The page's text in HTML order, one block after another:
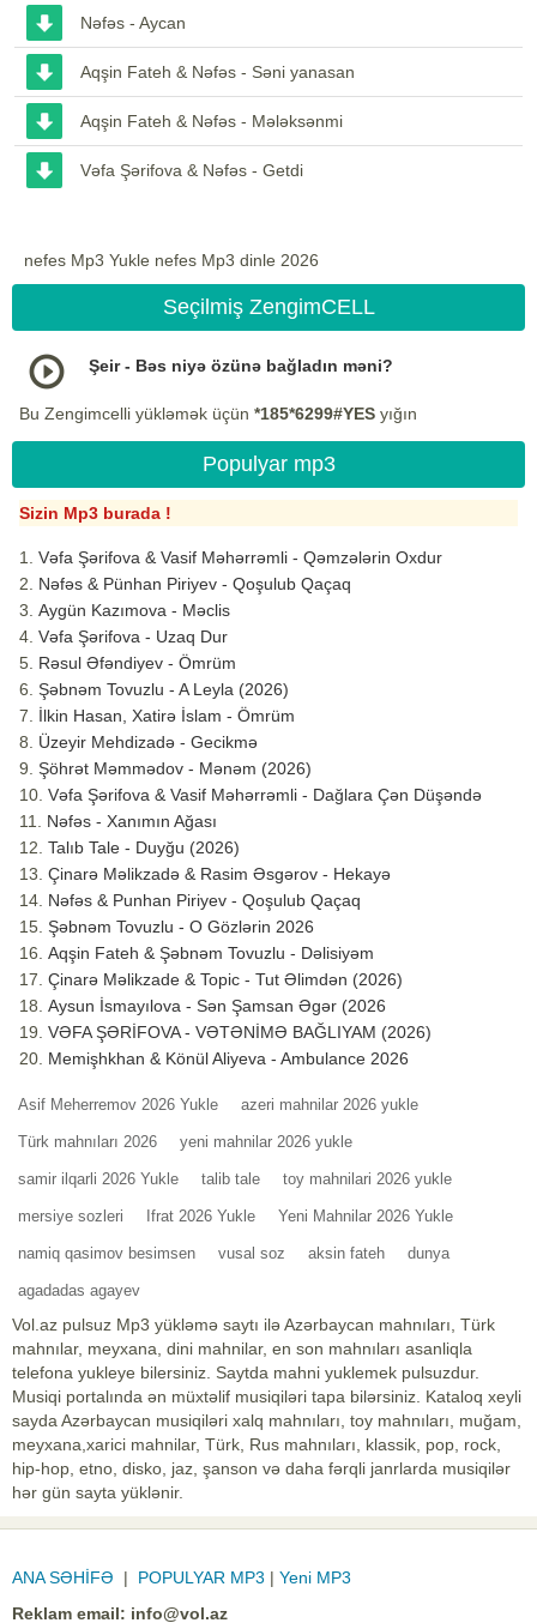
Nəfəs - Aycan
Aqşin Fateh & Nəfəs - Səni yanasan
Aqşin Fateh & Nəfəs - Mələksənmi
Vəfa Şərifova & Nəfəs - Getdi
nefes Mp3 Yukle nefes Mp3 dinle 2026
Seçilmiş ZengimCELL
Şeir - Bəs niyə özünə bağladın məni?
Bu Zengimcelli yükləmək üçün *185*6299#YES yığın
Populyar mp3
Sizin Mp3 burada !
Vəfa Şərifova & Vasif Məhərrəmli - Qəmzələrin Oxdur
Nəfəs & Pünhan Piriyev - Qoşulub Qaçaq
Aygün Kazımova - Məclis
Vəfa Şərifova - Uzaq Dur
Rəsul Əfəndiyev - Ömrüm
Şəbnəm Tovuzlu - A Leyla (2026)
İlkin Hasan, Xatirə İslam - Ömrüm
Üzeyir Mehdizadə - Gecikmə
Şöhrət Məmmədov - Mənəm (2026)
Vəfa Şərifova & Vasif Məhərrəmli - Dağlara Çən Düşəndə
Nəfəs - Xanımın Ağası
Talıb Tale - Duyğu (2026)
Çinarə Məlikzadə & Rasim Əsgərov - Hekayə
Nəfəs & Punhan Piriyev - Qoşulub Qaçaq
Şəbnəm Tovuzlu - O Gözlərin 2026
Aqşin Fateh & Şəbnəm Tovuzlu - Dəlisiyəm
Çinarə Məlikzade & Topic - Tut Əlimdən (2026)
Aysun İsmayılova - Sən Şamsan Əgər (2026
VƏFA ŞƏRİFOVA - VƏTƏNİMƏ BAĞLIYAM (2026)
Memişhkhan & Könül Aliyeva - Ambulance 2026
Asif Meherremov 2026 Yukle azeri mahnilar 2026 yukle
Türk mahnıları 2026 yeni mahnilar 2026 yukle
samir ilqarli 2026 Yukle talib tale toy mahnilari 2026 yukle
mersiye sozleri Ifrat 2026 Yukle Yeni Mahnilar 2026 Yukle
namiq qasimov besimsen vusal soz aksin fateh dunya
agadadas agayev
Vol.az pulsuz Mp3 yükləmə saytı ilə Azərbaycan mahnıları, Türk
mahnılar, meyxana, dini mahnilar, en son mahnıları asanliqla
telefona yukleye bilersiniz. Saytda mahni yuklemek pulsuzdur.
Musiqi portalında ən müxtəlif musiqiləri tapa bilərsiniz. Kataloq xeyli
sayda Azərbaycan musiqiləri xalq mahnıları, toy mahnıları, muğam,
meyxana,xarici mahnilar, Türk, Rus mahnıları, klassik, pop, rock,
hip-hop, etno, disko, jaz, şanson və daha fərqli janrlarda musiqilər
hər gün sayta yüklənir.
ANA SƏHİFƏ | POPULYAR MP3 | Yeni MP3
Reklam email: info@vol.az